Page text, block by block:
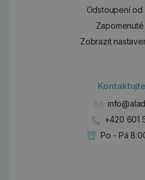
Odstoupení od
Zobrazit
+420 601
Po - Pá